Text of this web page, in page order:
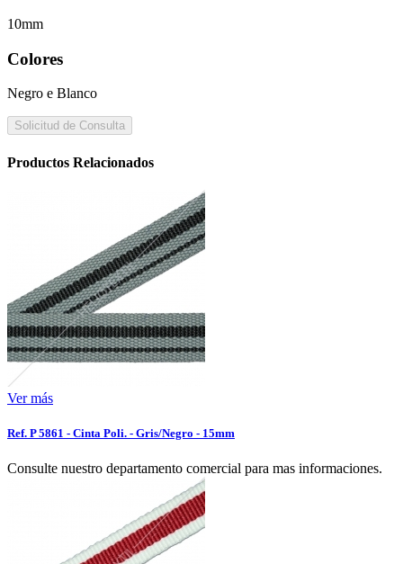
10mm
Colores
Negro e Blanco
Solicitud de Consulta
Productos Relacionados
Ver más
Ref. P 5861 - Cinta Poli. - Gris/Negro - 15mm
Consulte nuestro departamento comercial para mas informaciones.